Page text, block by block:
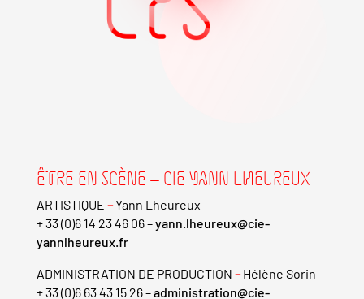
ÊTRE EN SCÈNE – CIE YANN LHEUREUX
ARTISTIQUE –Yann Lheureux
+ 33 (0)6 14 23 46 06 –yann.lheureux@cie-
yannlheureux.fr
ADMINISTRATION DE PRODUCTION –Hélène Sorin
+ 33 (0)6 63 43 15 26 –administration@cie-